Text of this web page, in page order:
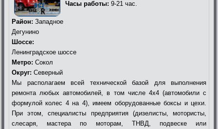
Часы работы: 9-21 час.
Район: Западное
Дегунино
Шоссе:
Ленинградское шоссе
Метро: Сокол
Округ: Северный
Мы располагаем всей технической базой для выполнения
ремонта любых автомобилей, в том числе 4х4 (автомобили с
формулой колес 4 на 4), имеем оборудованные боксы и цехи.
При этом, специалисты предприятия (дизелисты, мотористы,
слесаря, мастера по моторам, ТНВД, подвеске или